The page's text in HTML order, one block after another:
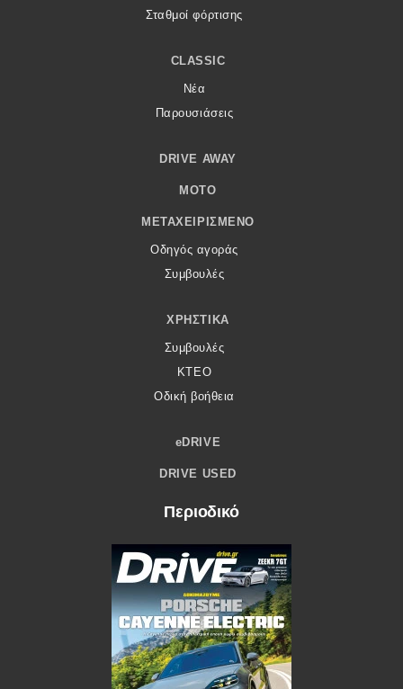
Σταθμοί φόρτισης
CLASSIC
Νέα
Παρουσιάσεις
DRIVE AWAY
MOTO
ΜΕΤΑΧΕΙΡΙΣΜΈΝΟ
Οδηγός αγοράς
Συμβουλές
ΧΡΗΣΤΙΚΆ
Συμβουλές
ΚΤΕΟ
Οδική βοήθεια
eDRIVE
DRIVE USED
Περιοδικό